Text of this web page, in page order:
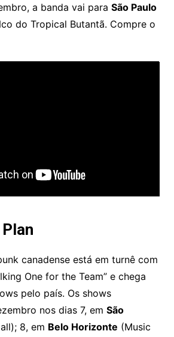
a banda vai para São Paulo
do Tropical Butantã. Compre o
canadense está em turnê com
One for the Team” e chega
pelo país. Os shows
nos dias 7, em São
8, em Belo Horizonte (Music